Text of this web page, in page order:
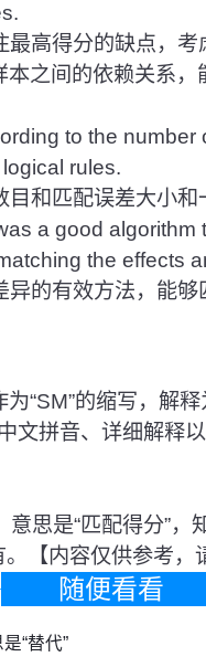
高得分的缺点，考
之间的依赖关系
to the
rules.
和匹配误差大小和
a good
the effects
的有效方法，能够
“SM”的缩写，解
文拼音、详细解释
意思是“匹配得分”
【内容仅供参考，
随便看看
“替代”